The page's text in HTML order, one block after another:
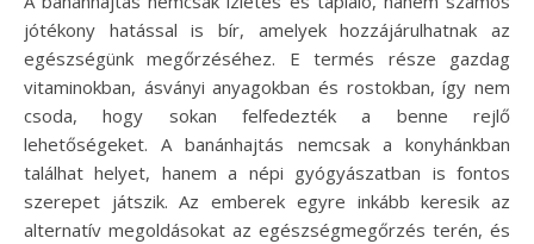
jótékony hatással is bír, amelyek hozzájárulhatnak az
egészségünk megőrzéséhez. E termés része gazdag
vitaminokban, ásványi anyagokban és rostokban, így nem
csoda, hogy sokan felfedezték a benne rejlő
lehetőségeket. A banánhajtás nemcsak a konyhánkban
találhat helyet, hanem a népi gyógyászatban is fontos
szerepet játszik. Az emberek egyre inkább keresik az
alternatív megoldásokat az egészségmegőrzés terén, és